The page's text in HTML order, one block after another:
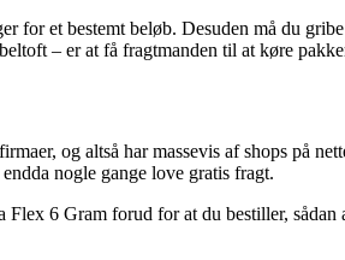
for et bestemt beløb. Desuden må du
– er at få fragtmanden til at køre
og altså har massevis af shops på
nogle gange love gratis fragt.
6 Gram forud for at du bestiller, sådan